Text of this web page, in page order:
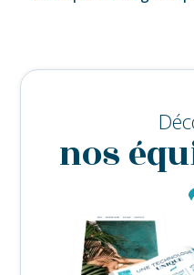
nos